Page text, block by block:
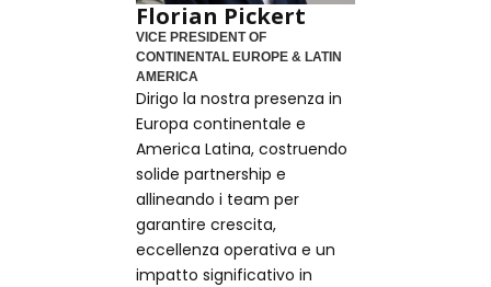
Florian Pickert
VICE PRESIDENT OF
CONTINENTAL EUROPE & LATIN
AMERICA
Dirigo la nostra presenza in
Europa continentale e
America Latina, costruendo
solide partnership e
allineando i team per
garantire crescita,
eccellenza operativa e un
impatto significativo in